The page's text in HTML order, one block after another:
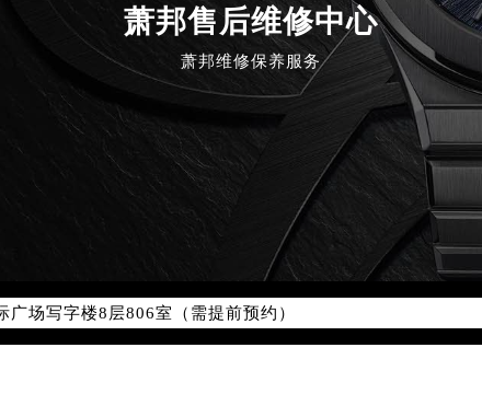
萧邦售后维修中心
萧邦维修保养服务
热线：400-885-0231
，服务覆盖中国大陆、香港、澳门、台湾全部区域（非大
国际中心写字楼D座11层1102室（北京总部）（需提前预约）
楼W3座6层602室（需提前预约）
融中心写字楼26层2603室（需提前预约）
楼2座37层3705室（需提前预约）
广场写字楼8层806室（需提前预约）
京中心写字楼22层C1-1室（需提前预约）